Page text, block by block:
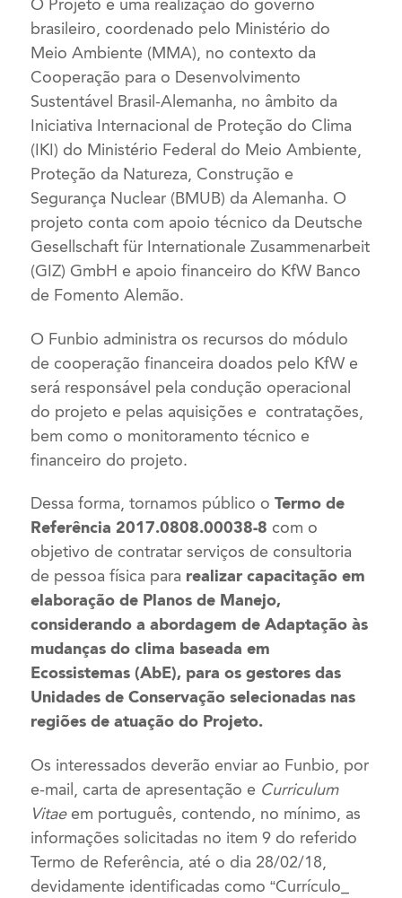
O Projeto é uma realização do governo
brasileiro, coordenado pelo Ministério do
Meio Ambiente (MMA), no contexto da
Cooperação para o Desenvolvimento
Sustentável Brasil-Alemanha, no âmbito da
Iniciativa Internacional de Proteção do Clima
(IKI) do Ministério Federal do Meio Ambiente,
Proteção da Natureza, Construção e
Segurança Nuclear (BMUB) da Alemanha. O
projeto conta com apoio técnico da Deutsche
Gesellschaft für Internationale Zusammenarbeit
(GIZ) GmbH e apoio financeiro do KfW Banco
de Fomento Alemão.
O Funbio administra os recursos do módulo
de cooperação financeira doados pelo KfW e
será responsável pela condução operacional
do projeto e pelas aquisições e contratações,
bem como o monitoramento técnico e
financeiro do projeto.
Dessa forma, tornamos público oTermo de
Referência 2017.0808.00038-8 com o
objetivo de contratar serviços de consultoria
de pessoa física para realizar capacitação em
elaboração de Planos de Manejo,
considerando a abordagem de Adaptação às
mudanças do clima baseada em
Ecossistemas (AbE), para os gestores das
Unidades de Conservação selecionadas nas
regiões de atuação do Projeto.
Os interessados deverão enviar ao Funbio, por
e-mail, carta de apresentação e Curriculum
Vitae em português, contendo, no mínimo, as
informações solicitadas no item 9 do referido
Termo de Referência, até o dia 28/02/18,
devidamente identificadas como “Currículo_